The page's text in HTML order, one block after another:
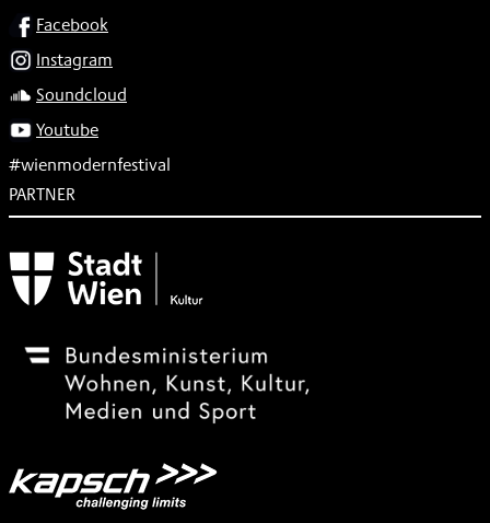
SOCIALFacebook
Instagram
Soundcloud
Youtube
#wienmodernfestival
PARTNER
Subventionsgeber